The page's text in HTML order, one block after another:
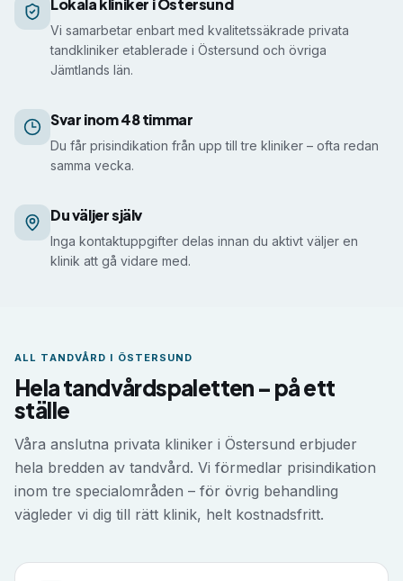
Lokala kliniker i Östersund
Vi samarbetar enbart med kvalitetssäkrade privata
tandkliniker etablerade i Östersund och övriga
Jämtlands län.
Svar inom 48 timmar
Du får prisindikation från upp till tre kliniker – ofta redan
samma vecka.
Du väljer själv
Inga kontaktuppgifter delas innan du aktivt väljer en
klinik att gå vidare med.
ALL TANDVÅRD I ÖSTERSUND
Hela tandvårdspaletten – på ett
ställe
Våra anslutna privata kliniker i Östersund erbjuder
hela bredden av tandvård. Vi förmedlar prisindikation
inom tre specialområden – för övrig behandling
vägleder vi dig till rätt klinik, helt kostnadsfritt.